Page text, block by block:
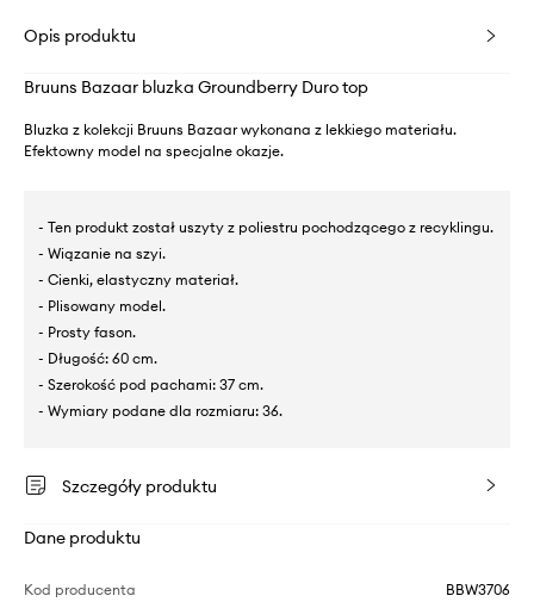
Opis produktu
Bruuns Bazaar bluzka Groundberry Duro top
Bluzka z kolekcji Bruuns Bazaar wykonana z lekkiego materiału.
Efektowny model na specjalne okazje.
- Ten produkt został uszyty z poliestru pochodzącego z recyklingu.
- Wiązanie na szyi.
- Cienki, elastyczny materiał.
- Plisowany model.
- Prosty fason.
- Długość: 60 cm.
- Szerokość pod pachami: 37 cm.
- Wymiary podane dla rozmiaru: 36.
Szczegóły produktu
Dane produktu
Kod producenta BBW3706